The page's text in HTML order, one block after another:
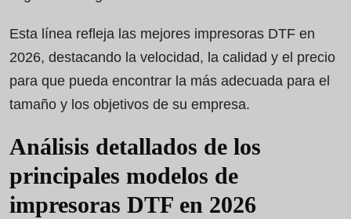
Esta línea refleja las mejores impresoras DTF en
2026, destacando la velocidad, la calidad y el precio
para que pueda encontrar la más adecuada para el
tamaño y los objetivos de su empresa.
Análisis detallados de los
principales modelos de
impresoras DTF en 2026